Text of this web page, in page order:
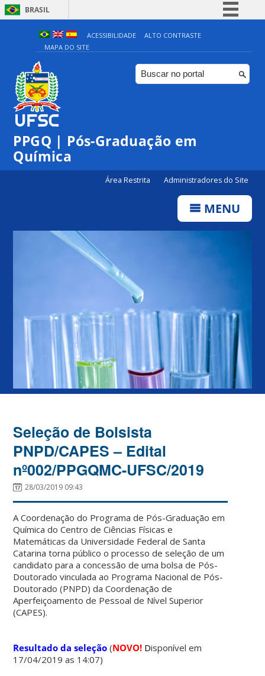
BRASIL
Simplifique!
Comunica BR
Participe
ACESSIBILIDADE
ALTO CONTRASTE
MAPA DO SITE
PPGQ | Pós-Graduação em
Química
Área Restrita Administradores do Site
MENU
Seleção de Bolsista
PNPD/CAPES – Edital
nº002/PPGQMC-UFSC/2019
28/03/2019 09:43
A Coordenação do Programa de Pós-Graduação em
Química do Centro de Ciências Físicas e
Matemáticas da Universidade Federal de Santa
Catarina torna público o processo de seleção de um
candidato para a concessão de uma bolsa de Pós-
Doutorado vinculada ao Programa Nacional de Pós-
Doutorado (PNPD) da Coordenação de
Aperfeiçoamento de Pessoal de Nível Superior
(CAPES).
Resultado da seleção (NOVO! Disponível em
17/04/2019 as 14:07)